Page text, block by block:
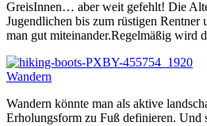
GreisInnen… aber weit gefehlt! Die
Jugendlichen bis zum rüstigen Rentner
man gut miteinander.Regelmäßig wird
Wandern
Wandern könnte man als aktive
Erholungsform zu Fuß definieren. Und